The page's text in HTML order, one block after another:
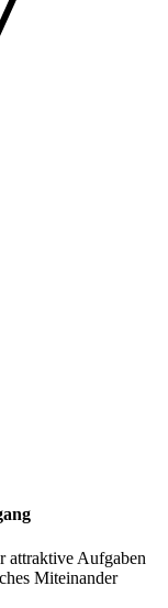
attraktive Aufgaben
Miteinander